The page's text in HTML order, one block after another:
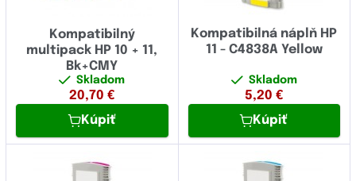
Kompatibilný
multipack HP 10 + 11,
Bk+CMY
Skladom
20,70 €
Kúpiť
Kompatibilná náplň HP
11 - C4838A Yellow
Skladom
5,20 €
Kúpiť